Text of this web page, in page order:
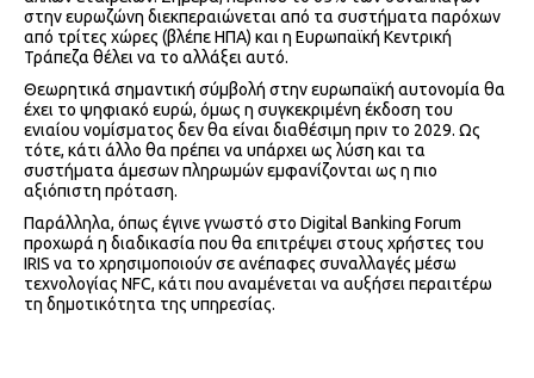
στην ευρωζώνη διεκπεραιώνεται από τα συστήματα παρόχων
από τρίτες χώρες (βλέπε ΗΠΑ) και η Ευρωπαϊκή Κεντρική
Τράπεζα θέλει να το αλλάξει αυτό.
Θεωρητικά σημαντική σύμβολή στην ευρωπαϊκή αυτονομία θα
έχει το ψηφιακό ευρώ, όμως η συγκεκριμένη έκδοση του
ενιαίου νομίσματος δεν θα είναι διαθέσιμη πριν το 2029. Ως
τότε, κάτι άλλο θα πρέπει να υπάρχει ως λύση και τα
συστήματα άμεσων πληρωμών εμφανίζονται ως η πιο
αξιόπιστη πρόταση.
Παράλληλα, όπως έγινε γνωστό στο Digital Banking Forum
προχωρά η διαδικασία που θα επιτρέψει στους χρήστες του
IRIS να το χρησιμοποιούν σε ανέπαφες συναλλαγές μέσω
τεχνολογίας NFC, κάτι που αναμένεται να αυξήσει περαιτέρω
τη δημοτικότητα της υπηρεσίας.